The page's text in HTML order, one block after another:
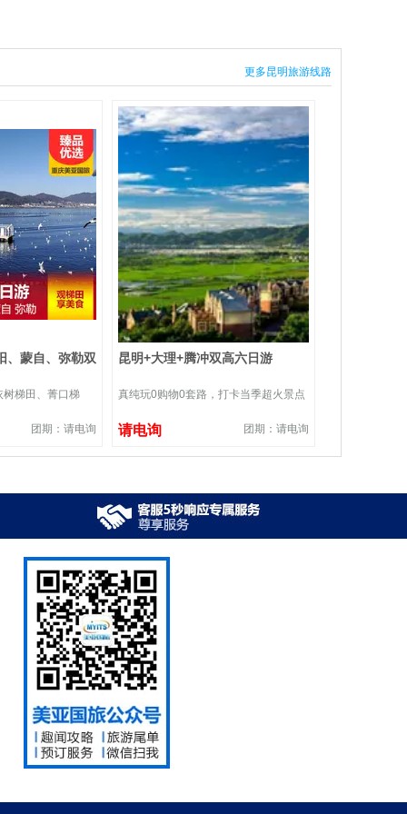
更多昆明旅游线路
、蒙自、弥勒双
树梯田、菁口梯
团期：请电询
昆明+大理+腾冲双高六日游
真纯玩0购物0套路，打卡当季超火景点
请电询 团期：请电询